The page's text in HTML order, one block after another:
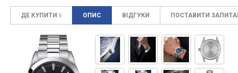
ДЕ КУПИТИ 5 ОПИС ВІДГУКИ ПОСТАВИТИ